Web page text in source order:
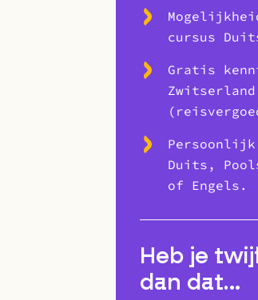
cursus
Gratis
Zwitserland
Duits,
of Engels.
Heb je
dan dat…